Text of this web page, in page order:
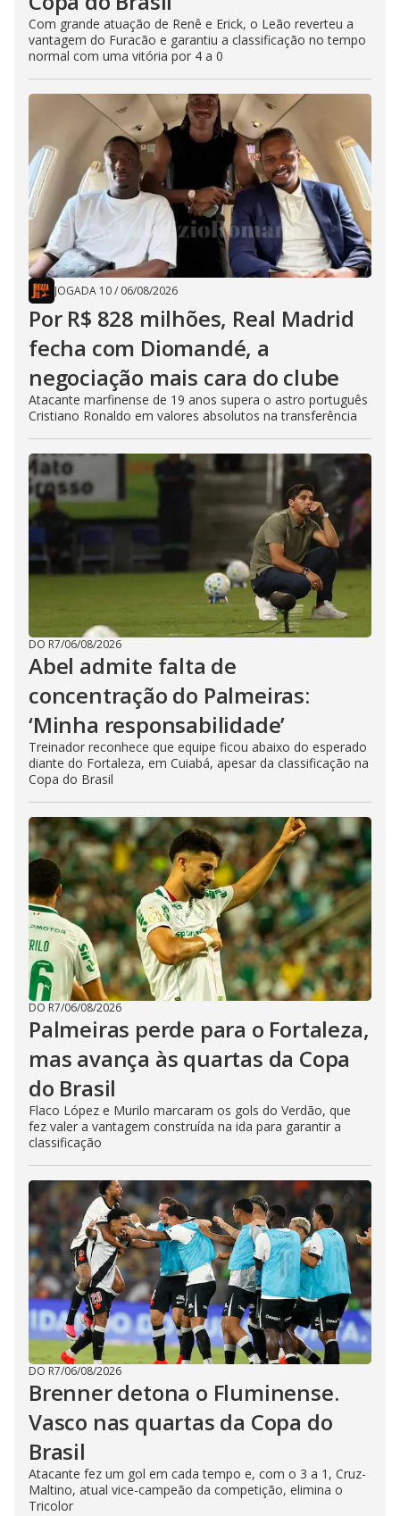
Com grande atuação de Renê e Erick, o Leão reverteu a
vantagem do Furacão e garantiu a classificação no tempo
normal com uma vitória por 4 a 0
JOGADA 10/ 06/08/2026
Por R$ 828 milhões, Real Madrid
fecha com Diomandé, a
negociação mais cara do clube
Atacante marfinense de 19 anos supera o astro português
Cristiano Ronaldo em valores absolutos na transferência
DO R7/06/08/2026
Abel admite falta de
concentração do Palmeiras:
‘Minha responsabilidade’
Treinador reconhece que equipe ficou abaixo do esperado
diante do Fortaleza, em Cuiabá, apesar da classificação na
Copa do Brasil
DO R7/06/08/2026
Palmeiras perde para o Fortaleza,
mas avança às quartas da Copa
do Brasil
Flaco López e Murilo marcaram os gols do Verdão, que
fez valer a vantagem construída na ida para garantir a
classificação
DO R7/06/08/2026
Brenner detona o Fluminense.
Vasco nas quartas da Copa do
Brasil
Atacante fez um gol em cada tempo e, com o 3 a 1, Cruz-
Maltino, atual vice-campeão da competição, elimina o
Tricolor